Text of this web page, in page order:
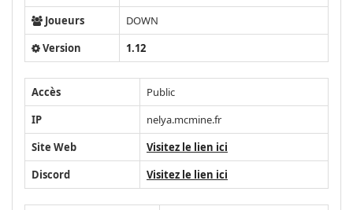
Joueurs
DOWN
Version
1.12
Accès
Public
IP
nelya.mcmine.fr
Site Web
Visitez le lien ici
Discord
Visitez le lien ici